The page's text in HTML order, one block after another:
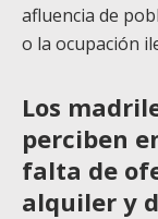
afluencia de
o la ocupación
Los
perciben
falta de
alquiler y